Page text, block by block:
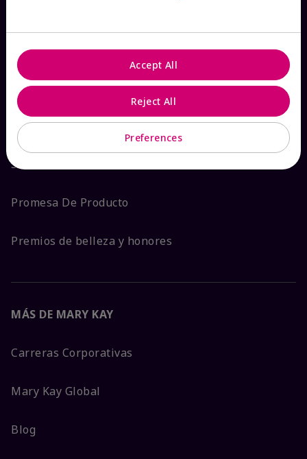
ACERCA DE MARY KAY
Garantía de Satisfacción
Sobre Mary Kay
Sostenibilidad
Promesa De Producto
Premios de belleza y honores
MÁS DE MARY KAY
Carreras Corporativas
Mary Kay Global
Blog
Preferences
Reject All
Accept All